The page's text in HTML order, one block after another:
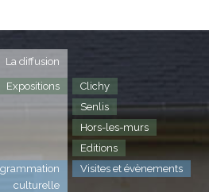
La diffusion
Expositions
Clichy
Senlis
Hors-les-murs
Editions
culturelle
Visites et évènements